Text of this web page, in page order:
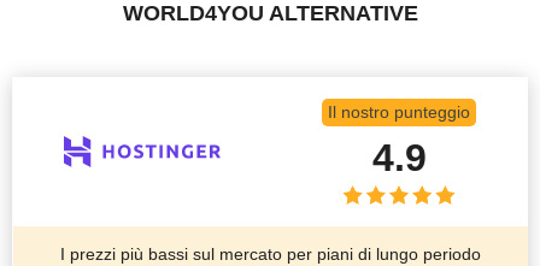
WORLD4YOU ALTERNATIVE
Il nostro punteggio
4.9
I prezzi più bassi sul mercato per piani di lungo periodo